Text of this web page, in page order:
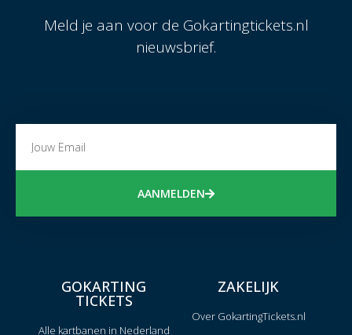
Meld je aan voor de Gokartingtickets.nl
nieuwsbrief.
AANMELDEN
GOKARTING
TICKETS
Alle kartbanen in Nederland
ZAKELIJK
Over GokartingTickets.nl